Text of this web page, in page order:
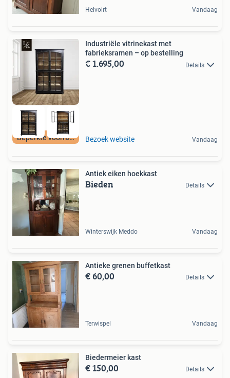
Helvoirt Vandaag
Beperkte voorraad
Industriële vitrinekast met
fabrieksramen – op bestelling
€ 1.695,00 Details
Bezoek website Vandaag
Antiek eiken hoekkast
Bieden Details
Winterswijk Meddo Vandaag
Antieke grenen buffetkast
€ 60,00 Details
Terwispel Vandaag
Biedermeier kast
€ 150,00 Details